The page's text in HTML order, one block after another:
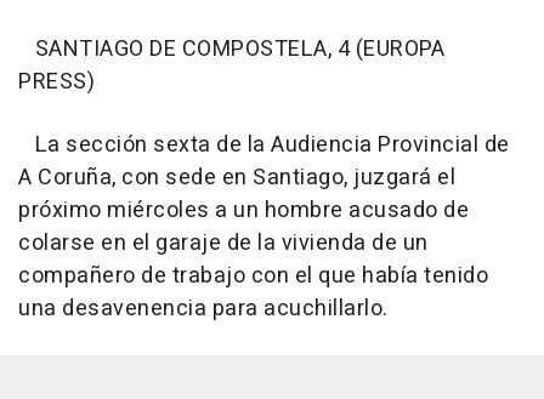
SANTIAGO DE COMPOSTELA, 4 (EUROPA
PRESS)
La sección sexta de la Audiencia Provincial de
A Coruña, con sede en Santiago, juzgará el
próximo miércoles a un hombre acusado de
colarse en el garaje de la vivienda de un
compañero de trabajo con el que había tenido
una desavenencia para acuchillarlo.